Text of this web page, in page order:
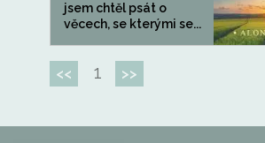
jsem chtěl psát o
věcech, se kterými se...
<< 1 >>